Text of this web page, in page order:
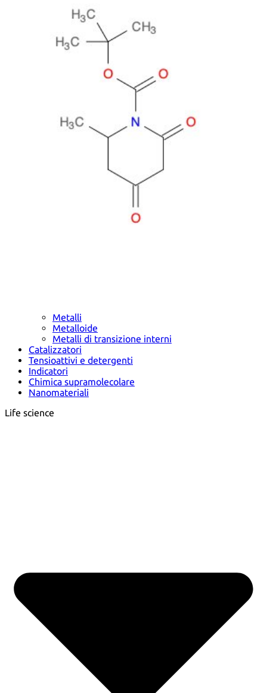
Metalli
Metalloide
Metalli di transizione interni
Catalizzatori
Tensioattivi e detergenti
Indicatori
Chimica supramolecolare
Nanomateriali
Life science